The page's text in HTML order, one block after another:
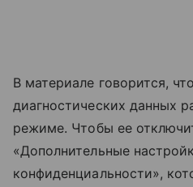
В материале говорится,
диагностических данных
режиме. Чтобы ее
«Дополнительные
конфиденциальности»,